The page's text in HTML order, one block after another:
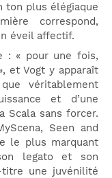
ton plus élégiaque
correspond,
éveil affectif.
: « pour une fois,
et Vogt y apparaît
véritablement
et d’une
Scala sans forcer.
Seen and
le plus marquant
legato et son
titre une juvénilité